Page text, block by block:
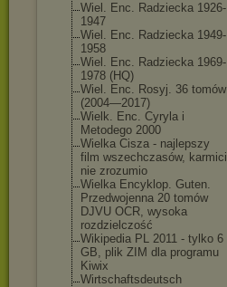
Wiel. Enc. Radziecka 1926-
1947
Wiel. Enc. Radziecka 1949-
1958
Wiel. Enc. Radziecka 1969-
1978 (HQ)
Wiel. Enc. Rosyj. 36 tomów
(2004—2017)
Wielk. Enc. Cyryla i
Metodego 2000
Wielka Cisza - najlepszy
film wszechczasów, karmici
nie zrozumio
Wielka Encyklop. Guten.
Przedwojenna 20 tomów
DJVU OCR, wysoka
rozdzielczość
Wikipedia PL 2011 - tylko 6
GB, plik ZIM dla programu
Kiwix
Wirtschaftsdeutsc h